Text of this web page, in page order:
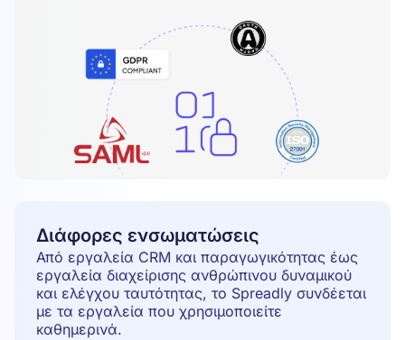
Διάφορες ενσωματώσεις
Από εργαλεία CRM και παραγωγικότητας έως
εργαλεία διαχείρισης ανθρώπινου δυναμικού
και ελέγχου ταυτότητας, το Spreadly συνδέεται
με τα εργαλεία που χρησιμοποιείτε
καθημερινά.